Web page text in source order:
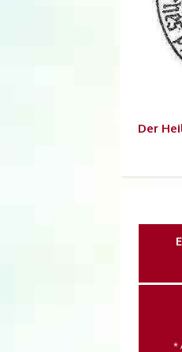
Der
*